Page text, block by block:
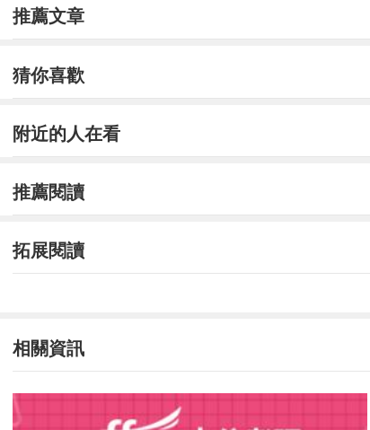
推薦文章
猜你喜歡
附近的人在看
推薦閱讀
拓展閱讀
相關資訊